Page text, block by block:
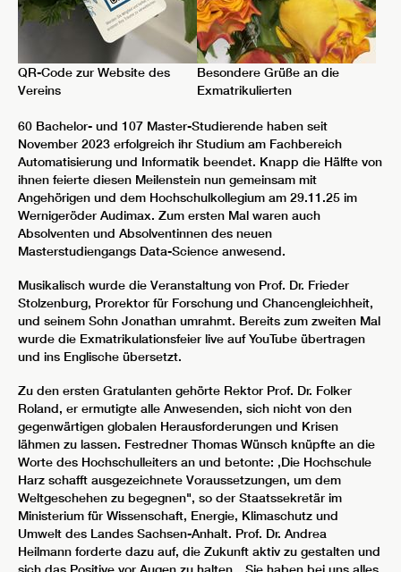
QR-Code zur Website des
Vereins
Besondere Grüße an die
Exmatrikulierten
60 Bachelor- und 107 Master-Studierende haben seit
November 2023 erfolgreich ihr Studium am Fachbereich
Automatisierung und Informatik beendet. Knapp die Hälfte von
ihnen feierte diesen Meilenstein nun gemeinsam mit
Angehörigen und dem Hochschulkollegium am 29.11.25 im
Wernigeröder Audimax. Zum ersten Mal waren auch
Absolventen und Absolventinnen des neuen
Masterstudiengangs Data-Science anwesend.
Musikalisch wurde die Veranstaltung von Prof. Dr. Frieder
Stolzenburg, Prorektor für Forschung und Chancengleichheit,
und seinem Sohn Jonathan umrahmt. Bereits zum zweiten Mal
wurde die Exmatrikulationsfeier live auf YouTube übertragen
und ins Englische übersetzt.
Zu den ersten Gratulanten gehörte Rektor Prof. Dr. Folker
Roland, er ermutigte alle Anwesenden, sich nicht von den
gegenwärtigen globalen Herausforderungen und Krisen
lähmen zu lassen. Festredner Thomas Wünsch knüpfte an die
Worte des Hochschulleiters an und betonte: ,Die Hochschule
Harz schafft ausgezeichnete Voraussetzungen, um dem
Weltgeschehen zu begegnen", so der Staatssekretär im
Ministerium für Wissenschaft, Energie, Klimaschutz und
Umwelt des Landes Sachsen-Anhalt. Prof. Dr. Andrea
Heilmann forderte dazu auf, die Zukunft aktiv zu gestalten und